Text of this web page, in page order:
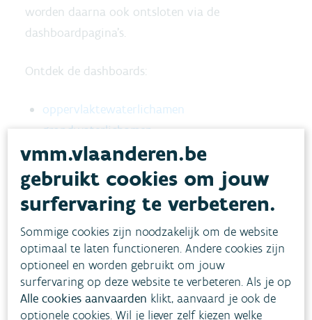
worden daarna ook ontsloten via de
dashboardpagina's.
Ontdek de dashboards:
oppervlaktewaterlichamen
grondwaterlichamen
vmm.vlaanderen.be
gebruikt cookies om jouw
surfervaring te verbeteren.
Sommige cookies zijn noodzakelijk om de website
optimaal te laten functioneren. Andere cookies zijn
optioneel en worden gebruikt om jouw
surfervaring op deze website te verbeteren. Als je op
Alle cookies aanvaarden klikt, aanvaard je ook de
optionele cookies. Wil je liever zelf kiezen welke